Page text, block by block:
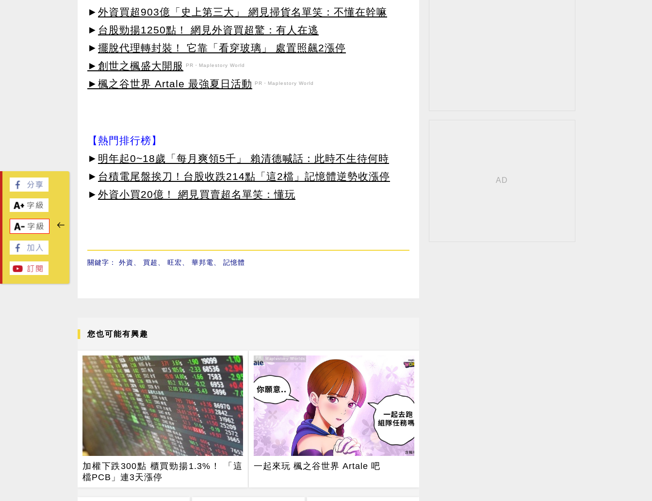
► 外資買超903億「史上第三大」 網見掃貨名單笑：不懂在幹嘛
► 台股勁揚1250點！ 網見外資買超驚：有人在逃
► 擺脫代理轉封裝！ 它靠「看穿玻璃」 處置照飆2漲停
►創世之楓盛大開服
PR・Maplestory World
►楓之谷世界 Artale 最強夏日活動 PR・Maplestory World
【熱門排行榜】
► 明年起0~18歲「每月爽領5千」 賴清德喊話：此時不生待何時
► 台積電尾盤挨刀！台股收跌214點「這2檔」記憶體逆勢收漲停
► 外資小買20億！ 網見買賣超名單笑：懂玩
關鍵字： 外資、 買超、 旺宏、 華邦電、 記憶體
您也可能有興趣
加權下跌300點 櫃買勁揚1.3%！ 「這
檔PCB」連3天漲停
PR
一起來玩 楓之谷世界 Artale 吧
PR・Maplestory Worlds